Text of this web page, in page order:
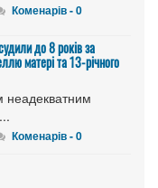
Коменарів - 0
до 8 років за
матері та 13-річного
неадекватним
Коменарів - 0